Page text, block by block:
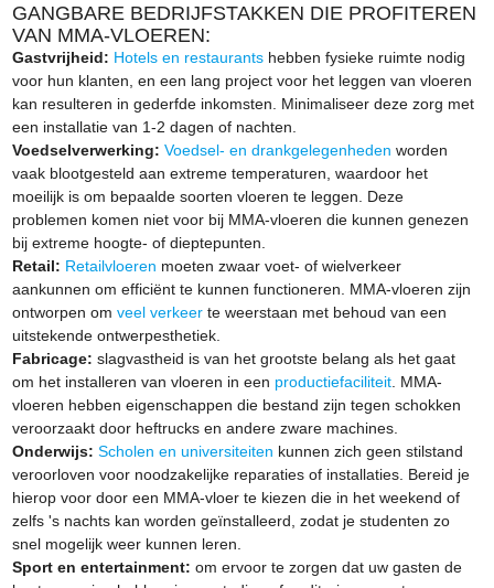
GANGBARE BEDRIJFSTAKKEN DIE PROFITEREN
VAN MMA-VLOEREN:
Gastvrijheid: Hotels en restaurants hebben fysieke ruimte nodig
voor hun klanten, en een lang project voor het leggen van vloeren
kan resulteren in gederfde inkomsten. Minimaliseer deze zorg met
een installatie van 1-2 dagen of nachten.
Voedselverwerking: Voedsel- en drankgelegenheden worden
vaak blootgesteld aan extreme temperaturen, waardoor het
moeilijk is om bepaalde soorten vloeren te leggen. Deze
problemen komen niet voor bij MMA-vloeren die kunnen genezen
bij extreme hoogte- of dieptepunten.
Retail: Retailvloeren moeten zwaar voet- of wielverkeer
aankunnen om efficiënt te kunnen functioneren. MMA-vloeren zijn
ontworpen omveel verkeerte weerstaan ​​met behoud van een
uitstekende ontwerpesthetiek.
Fabricage: slagvastheid is van het grootste belang als het gaat
om het installeren van vloeren in een productiefaciliteit . MMA-
vloeren hebben eigenschappen die bestand zijn tegen schokken
veroorzaakt door heftrucks en andere zware machines.
Onderwijs: Scholen en universiteiten kunnen zich geen stilstand
veroorloven voor noodzakelijke reparaties of installaties. Bereid je
hierop voor door een MMA-vloer te kiezen die in het weekend of
zelfs 's nachts kan worden geïnstalleerd, zodat je studenten zo
snel mogelijk weer kunnen leren.
Sport en entertainment: om ervoor te zorgen dat uw gasten de